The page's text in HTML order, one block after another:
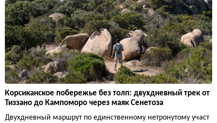
Корсиканское побережье без толп: двухдневный трек от
Тиззано до Кампоморо через маяк Сенетоза
Двухдневный маршрут по единственному нетронутому участ